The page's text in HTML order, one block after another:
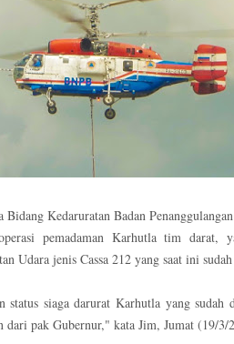
Kedaruratan Badan
pemadaman Karhutla tim darat,
Udara jenis Cassa 212 yang saat ini sudah
status siaga darurat Karhutla yang
dari pak Gubernur," kata Jim, Jumat (19/3/